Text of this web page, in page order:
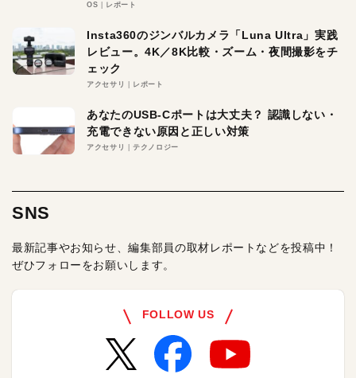
OS レポート
Insta360のジンバルカメラ「Luna Ultra」実践
レビュー。4K／8K比較・ズーム・夜間撮影をチ
ェック
アクセサリ レポート
あなたのUSB-Cポートは大丈夫？ 認識しない・
充電できない原因と正しい対策
アクセサリ テクノロジー
SNS
最新記事やお知らせ、編集部員の取材レポートなどを投稿中！
ぜひフォローをお願いします。
FOLLOW US